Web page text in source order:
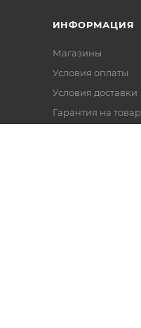
ИНФОРМАЦИЯ
Магазины
Условия оплаты
Условия доставки
Гарантия на товар